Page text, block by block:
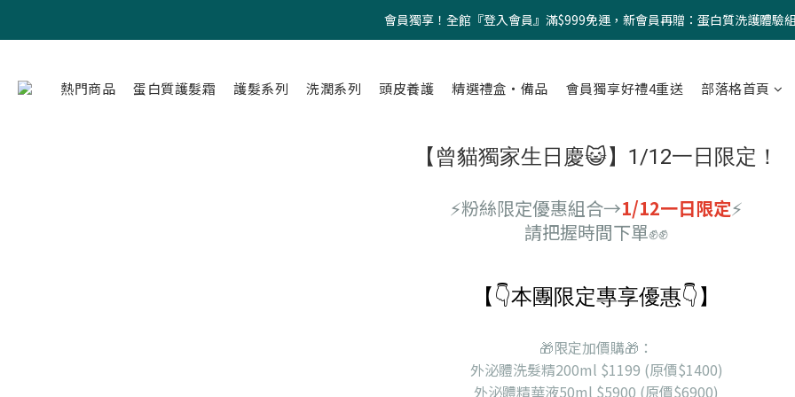
會員獨享！全館『登入會員』滿$999免運，新會員再贈：蛋白質洗護體驗組
熱門商品 蛋白質護髮霜 護髮系列 洗潤系列 頭皮養護 精選禮盒・備品 會員獨享好禮4重送 部落格首頁
【曾貓獨家生日慶😺】1/12一日限定！
⚡️粉絲限定優惠組合→1/12一日限定⚡️
請把握時間下單✊✊
【👇本團限定專享優惠👇】
🎁限定加價購🎁：
外泌體洗髮精200ml $1199 (原價$1400)
外泌體精華液50ml $5900 (原價$6900)